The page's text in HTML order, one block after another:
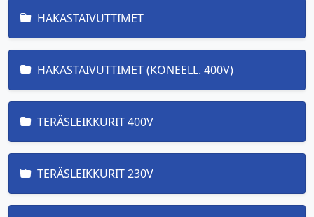
HAKASTAIVUTTIMET
HAKASTAIVUTTIMET (KONEELL. 400V)
TERÄSLEIKKURIT 400V
TERÄSLEIKKURIT 230V